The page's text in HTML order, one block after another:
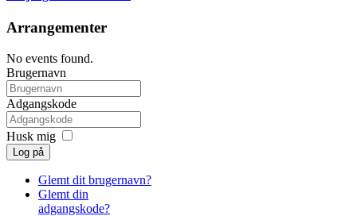
Arrangementer
No events found.
Brugernavn
Adgangskode
Husk mig
Log på
Glemt dit brugernavn?
Glemt din
adgangskode?